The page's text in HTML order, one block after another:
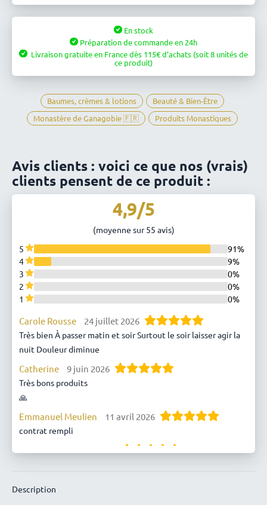
-
Monastère
Notre-
Dame
de
Ganagobie
En stock
Préparation de commande en 24h
Livraison gratuite en Francedès 115d’achats (soit 8 unités de
ce produit)
Baumes, crèmes & lotions
Beauté & Bien-Être
Monastère de Ganagobie 🇫🇷
Produits Monastiques
Avis clients : voici ce que nos (vrais)
clients pensent de ce produit :
4,9/5
(moyenne sur 55 avis)
5
91%
4
9%
3
0%
2
0%
1
0%
Carole Rousse 24 juillet 2026
Très bien À passer matin et soir Surtout le soir laisser agir la
nuit Douleur diminue
Catherine 9 juin 2026
Très bons produits
🙏
Emmanuel Meulien 11 avril 2026
contrat rempli
Produit connu depuis longtemps
Description